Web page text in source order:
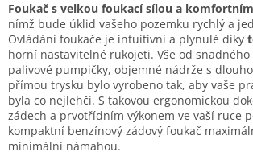
Foukač s velkou foukací sílou a
nímž bude úklid vašeho pozemku rychlý a
Ovládání foukače je intuitivní a plynulé díky
horní nastavitelné rukojeti. Vše od
palivové pumpičky, objemné nádrže s
přímou trysku bylo vyrobeno tak, aby vaše
byla co nejlehčí. S takovou ergonomickou
zádech a prvotřídním výkonem ve vaší ruce
kompaktní benzínový zádový foukač
minimální námahou.